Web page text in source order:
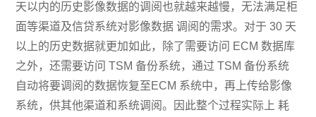
天以内的历史影像数据的调阅也就越来越慢，无法满足柜
面等渠道及信贷系统对影像数据 调阅的需求。对于 30 天
以上的历史数据就更加如此，除了需要访问 ECM 数据库
之外，还需要访问 TSM 备份系统，通过 TSM 备份系统
自动将要调阅的数据恢复至ECM 系统中，再上传给影像
系统，供其他渠道和系统调阅。因此整个过程实际上 耗